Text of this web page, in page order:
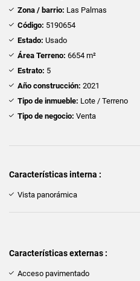
Zona / barrio: Las Palmas
Código: 5190654
Estado: Usado
Área Terreno: 6654 m²
Estrato: 5
Año construcción: 2021
Tipo de inmueble: Lote / Terreno
Tipo de negocio: Venta
Características interna :
Vista panorámica
Características externas :
Acceso pavimentado